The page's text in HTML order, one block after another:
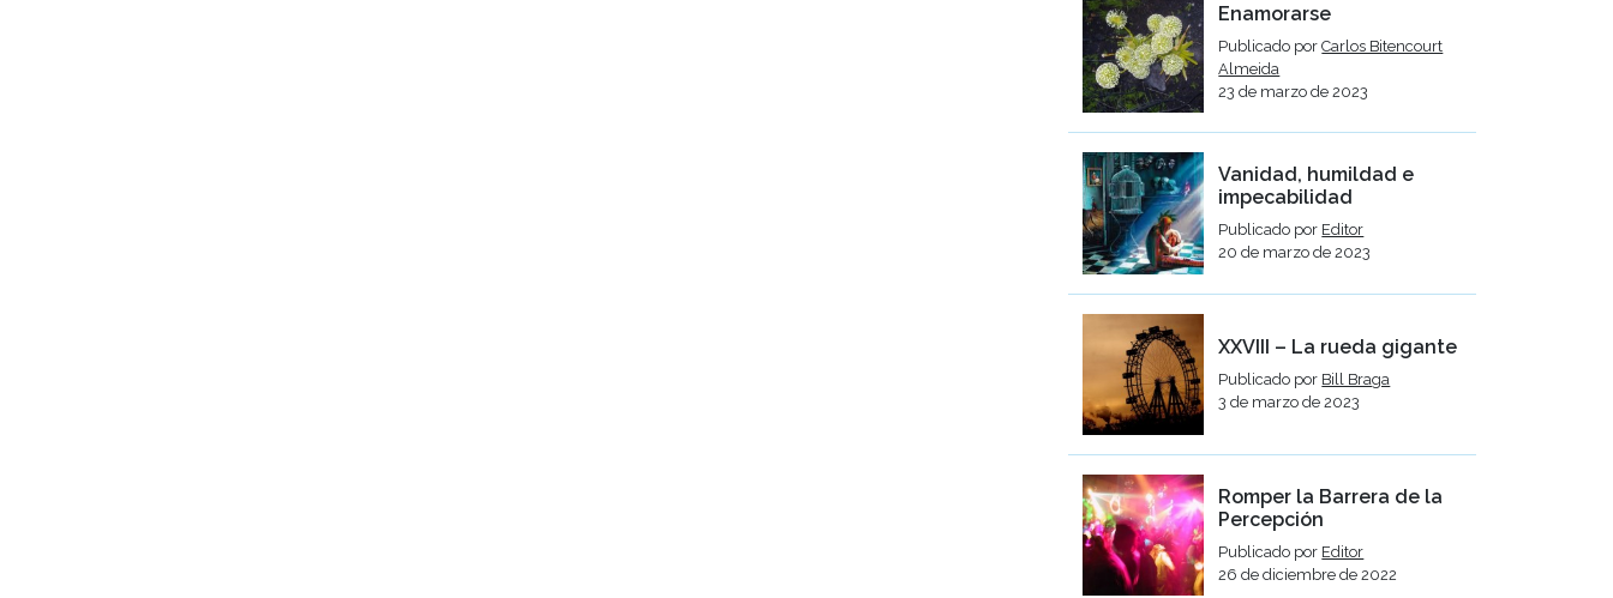
Enamorarse
Publicado porCarlos Bitencourt
Almeida
23 de marzo de 2023
Vanidad, humildad e
impecabilidad
Publicado por Editor
20 de marzo de 2023
XXVIII – La rueda gigante
Publicado por Bill Braga
3 de marzo de 2023
Romper la Barrera de la
Percepción
Publicado por Editor
26 de diciembre de 2022